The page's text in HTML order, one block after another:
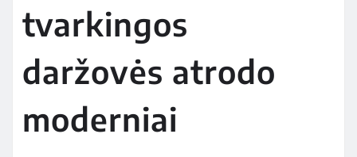
tvarkingos
daržovės atrodo
moderniai